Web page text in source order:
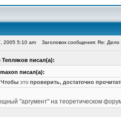
2005 5:10 am Заголовок сообщения: Re: Дело
писал(а):
maxon писал(а):
Чтобы это проверить, достаточно
"аргумент" на теоретическом